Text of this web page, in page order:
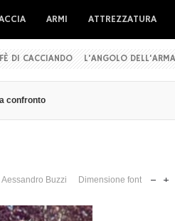
ARMI ATTREZZATURA
DI CACCIANDO L'ANGOLO
confronto
Buzzi Dimensione font